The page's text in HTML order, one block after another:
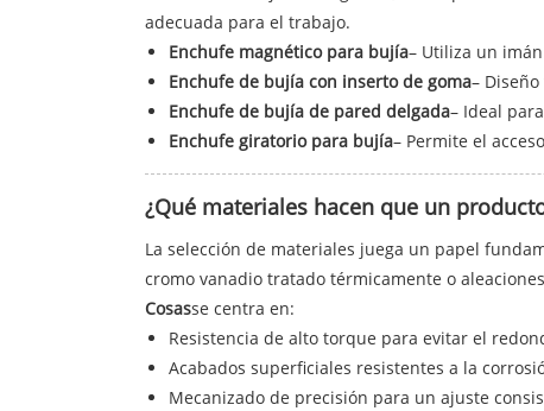
adecuada para el trabajo.
Enchufe magnético para bujía– Utiliza un
Enchufe de bujía con inserto de goma–
Enchufe de bujía de pared delgada– Ideal
Enchufe giratorio para bujía– Permite el
¿Qué materiales hacen que un
La selección de materiales juega un papel
cromo vanadio tratado térmicamente o
Cosasse centra en:
Resistencia de alto torque para evitar el
Acabados superficiales resistentes a la
Mecanizado de precisión para un ajuste